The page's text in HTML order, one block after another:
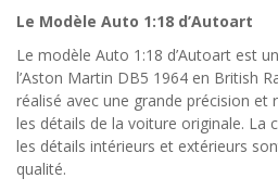
Le Modèle Auto 1:18 d’Autoart
Le modèle Auto 1:18 d’Autoart est
l’Aston Martin DB5 1964 en British
réalisé avec une grande précision
les détails de la voiture originale. La
les détails intérieurs et extérieurs
qualité.